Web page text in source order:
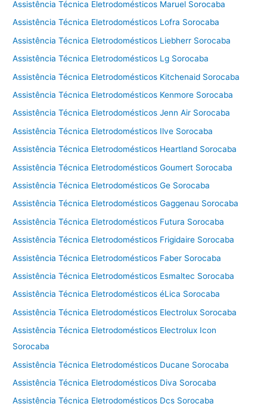
Assistência Técnica Eletrodomésticos Maruel Sorocaba
Assistência Técnica Eletrodomésticos Lofra Sorocaba
Assistência Técnica Eletrodomésticos Liebherr Sorocaba
Assistência Técnica Eletrodomésticos Lg Sorocaba
Assistência Técnica Eletrodomésticos Kitchenaid Sorocaba
Assistência Técnica Eletrodomésticos Kenmore Sorocaba
Assistência Técnica Eletrodomésticos Jenn Air Sorocaba
Assistência Técnica Eletrodomésticos Ilve Sorocaba
Assistência Técnica Eletrodomésticos Heartland Sorocaba
Assistência Técnica Eletrodomésticos Goumert Sorocaba
Assistência Técnica Eletrodomésticos Ge Sorocaba
Assistência Técnica Eletrodomésticos Gaggenau Sorocaba
Assistência Técnica Eletrodomésticos Futura Sorocaba
Assistência Técnica Eletrodomésticos Frigidaire Sorocaba
Assistência Técnica Eletrodomésticos Faber Sorocaba
Assistência Técnica Eletrodomésticos Esmaltec Sorocaba
Assistência Técnica Eletrodomésticos éLica Sorocaba
Assistência Técnica Eletrodomésticos Electrolux Sorocaba
Assistência Técnica Eletrodomésticos Electrolux Icon
Sorocaba
Assistência Técnica Eletrodomésticos Ducane Sorocaba
Assistência Técnica Eletrodomésticos Diva Sorocaba
Assistência Técnica Eletrodomésticos Dcs Sorocaba